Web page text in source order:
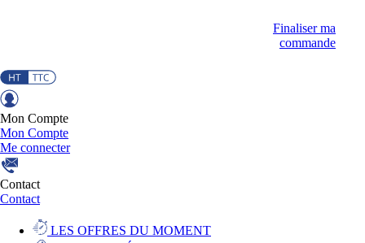
Finaliser ma
commande
Mon Compte
Mon Compte
Me connecter
Contact
Contact
LES OFFRES DU MOMENT